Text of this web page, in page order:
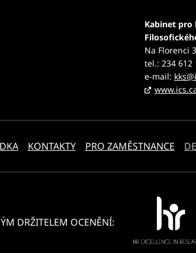
Kabinet pro
Na Florenci
tel.: 234 612
e-mail:
KONTAKTY PRO ZAMĚSTNANCE
DRŽITELEM OCENĚNÍ: